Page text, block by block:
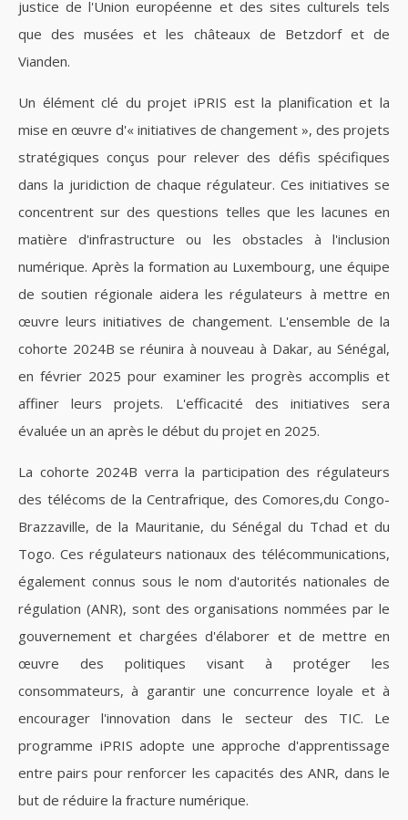
justice de l'Union européenne et des sites culturels tels
que des musées et les châteaux de Betzdorf et de
Vianden.
Un élément clé du projet iPRIS est la planification et la
mise en œuvre d'« initiatives de changement », des projets
stratégiques conçus pour relever des défis spécifiques
dans la juridiction de chaque régulateur. Ces initiatives se
concentrent sur des questions telles que les lacunes en
matière d'infrastructure ou les obstacles à l'inclusion
numérique. Après la formation au Luxembourg, une équipe
de soutien régionale aidera les régulateurs à mettre en
œuvre leurs initiatives de changement. L'ensemble de la
cohorte 2024B se réunira à nouveau à Dakar, au Sénégal,
en février 2025 pour examiner les progrès accomplis et
affiner leurs projets. L'efficacité des initiatives sera
évaluée un an après le début du projet en 2025.
La cohorte 2024B verra la participation des régulateurs
des télécoms de la Centrafrique, des Comores,du Congo-
Brazzaville, de la Mauritanie, du Sénégal du Tchad et du
Togo. Ces régulateurs nationaux des télécommunications,
également connus sous le nom d'autorités nationales de
régulation (ANR), sont des organisations nommées par le
gouvernement et chargées d'élaborer et de mettre en
œuvre des politiques visant à protéger les
consommateurs, à garantir une concurrence loyale et à
encourager l'innovation dans le secteur des TIC. Le
programme iPRIS adopte une approche d'apprentissage
entre pairs pour renforcer les capacités des ANR, dans le
but de réduire la fracture numérique.